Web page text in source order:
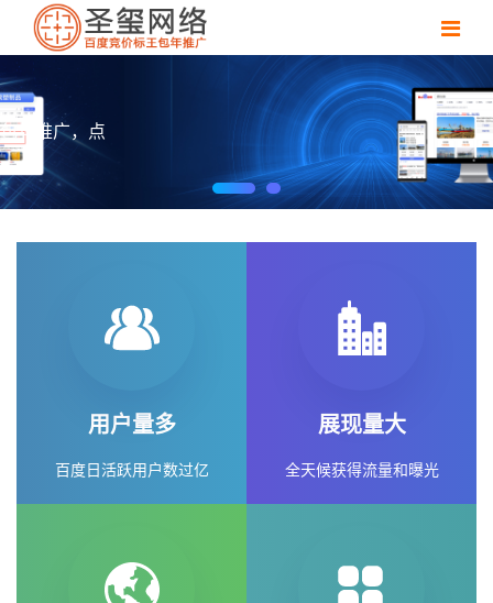
用户量多
百度日活跃用户数过亿
展现量大
全天候获得流量和曝光